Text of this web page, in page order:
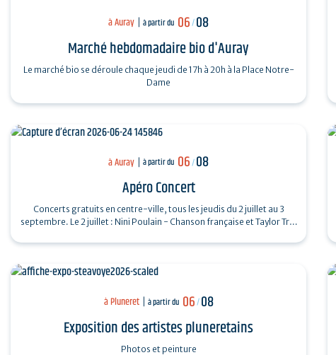
à Auray à partir du 06/08
Marché hebdomadaire bio d'Auray
Le marché bio se déroule chaque jeudi de 17h à 20h à la Place Notre-
Dame
à Auray à partir du 06/08
Apéro Concert
Concerts gratuits en centre-ville, tous les jeudis du 2 juillet au 3
septembre. Le 2 juillet : Nini Poulain - Chanson française et Taylor Trio
à Pluneret à partir du 06/ 08
Exposition des artistes pluneretains
Photos et peinture